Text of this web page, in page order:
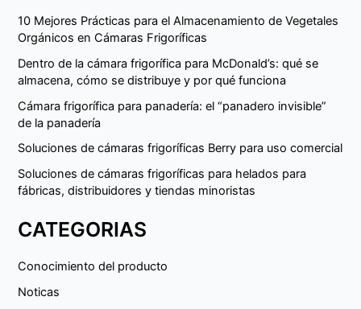
10 Mejores Prácticas para el Almacenamiento de Vegetales
Orgánicos en Cámaras Frigoríficas
Dentro de la cámara frigorífica para McDonald’s: qué se
almacena, cómo se distribuye y por qué funciona
Cámara frigorífica para panadería: el “panadero invisible”
de la panadería
Soluciones de cámaras frigoríficas Berry para uso comercial
Soluciones de cámaras frigoríficas para helados para
fábricas, distribuidores y tiendas minoristas
CATEGORIAS
Conocimiento del producto
Noticas